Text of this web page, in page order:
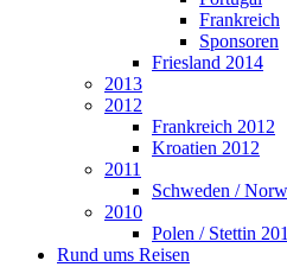
Frankreich
Sponsoren
Friesland 2014
2013
2012
Frankreich 2012
Kroatien 2012
2011
Schweden /
2010
Polen / Stettin
Rund ums Reisen